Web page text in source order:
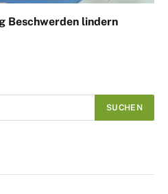
Beschwerden lindern